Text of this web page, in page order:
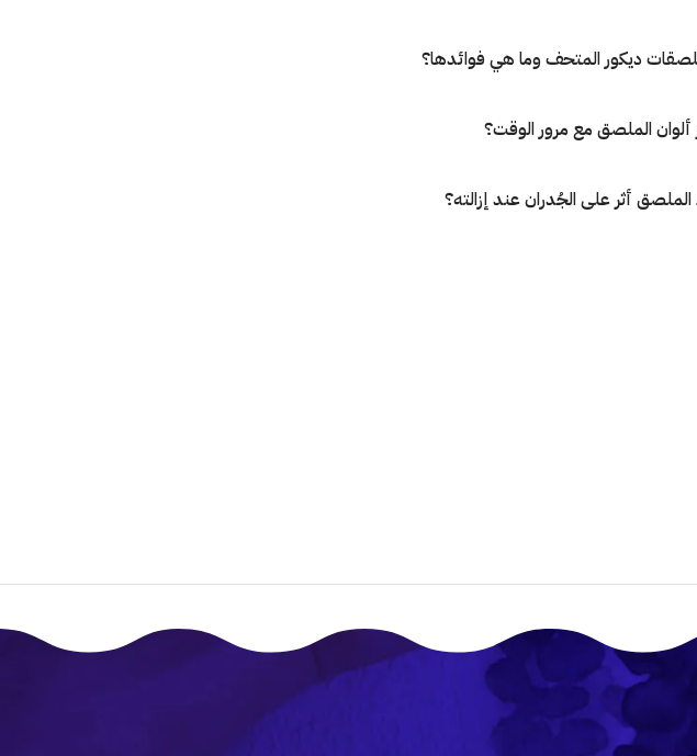
ديكور المتحف وما هي فوائدها؟
ألوان الملصق مع مرور الوقت؟
أثر على الجُدران عند إزالته؟